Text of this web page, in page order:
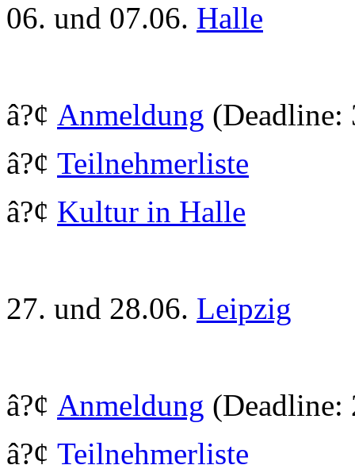
06. und 07.06. Halle
â?¢ Anmeldung (Deadline:
â?¢ Teilnehmerliste
â?¢ Kultur in Halle
27. und 28.06. Leipzig
â?¢ Anmeldung (Deadline:
â?¢ Teilnehmerliste